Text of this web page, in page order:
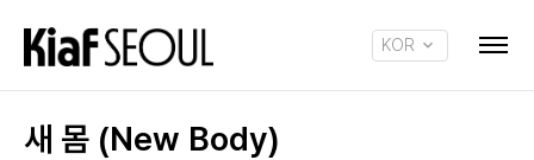
KOR
새 몸 (New Body)